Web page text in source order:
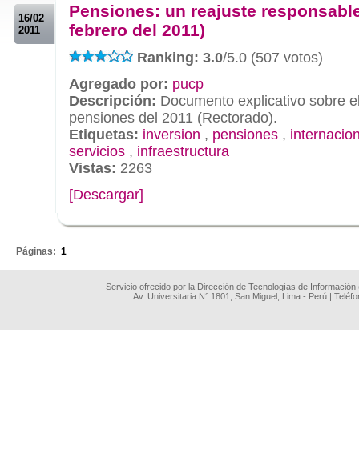
16/02
2011
Pensiones: un reajuste
febrero del 2011)
Ranking: 3.0/5.0 (507 votos)
Agregado por: pucp
Descripción: Documento explicativo sobre
pensiones del 2011 (Rectorado).
Etiquetas: inversion , pensiones ,
servicios , infraestructura
Vistas: 2263
[Descargar]
Páginas: 1
Servicio ofrecido por la Dirección de Tecnologías de
Av. Universitaria N° 1801, San Miguel, Lima - Perú |